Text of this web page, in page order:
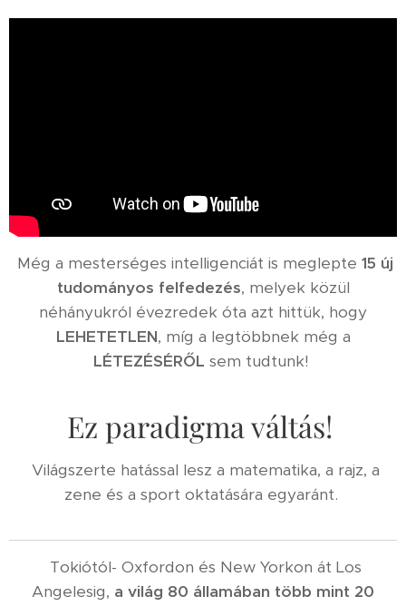
Még a mesterséges intelligenciát is meglepte 15 új
tudományos felfedezés, melyek közül
néhányukról évezredek óta azt hittük, hogy
LEHETETLEN, míg a legtöbbnek még a
LÉTEZÉSÉRŐL sem tudtunk!
Ez paradigma váltás!
Világszerte hatással lesz a matematika, a rajz, a
zene és a sport oktatására egyaránt.
Tokiótól- Oxfordon és New Yorkon át Los
Angelesig, a világ 80 államában több mint 20